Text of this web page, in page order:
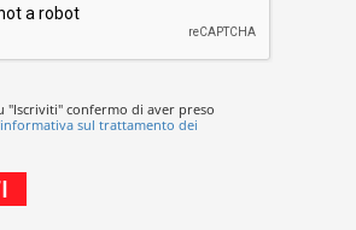
"Iscriviti" confermo di aver preso
informativa sul trattamento dei